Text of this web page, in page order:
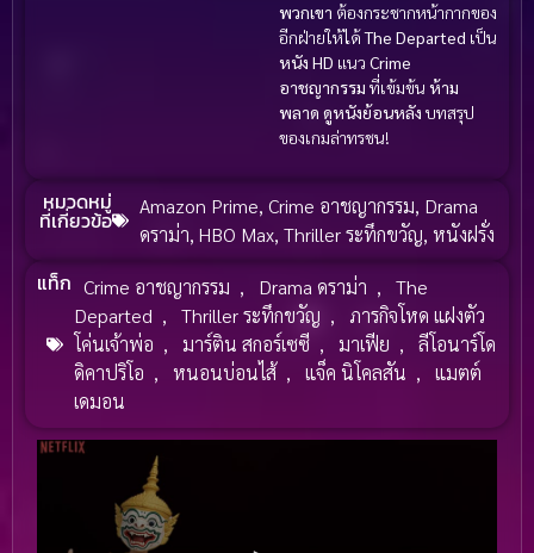
พวกเขา ต้องกระชากหน้ากากของ
อีกฝ่ายให้ได้The Departed เป็น
หนัง HD แนว Crime
อาชญากรรม ที่เข้มข้น ห้าม
พลาด ดูหนังย้อนหลัง บทสรุป
ของเกมล่าทรชน!
หมวดหมู่
ที่เกี่ยวข้อ
Amazon Prime,Crime อาชญากรรม, Drama
ดราม่า,HBO Max,Thriller ระทึกขวัญ,หนังฝรั่ง
แท็ก Crime อาชญากรรม , Drama ดราม่า ,
The
Departed , Thriller ระทึกขวัญ ,
ภารกิจโหด แฝงตัว
โค่นเจ้าพ่อ , มาร์ติน สกอร์เซซี , มาเฟีย ,
ลีโอนาร์โด
ดิคาปริโอ , หนอนบ่อนไส้ , แจ็ค นิโคลสัน ,
แมตต์
เดมอน